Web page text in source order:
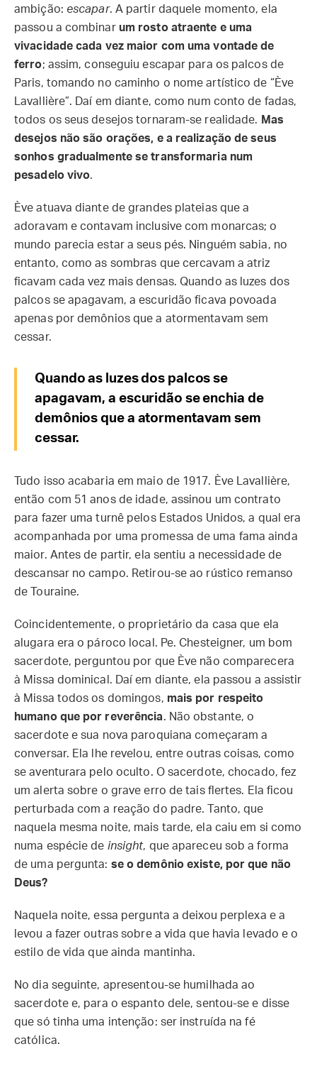
ambição: escapar. A partir daquele momento, ela
passou a combinar um rosto atraente e uma
vivacidade cada vez maior com uma vontade de
ferro; assim, conseguiu escapar para os palcos de
Paris, tomando no caminho o nome artístico de “Ève
Lavallière”. Daí em diante, como num conto de fadas,
todos os seus desejos tornaram-se realidade. Mas
desejos não são orações, e a realização de seus
sonhos gradualmente se transformaria num
pesadelo vivo.
Ève atuava diante de grandes plateias que a
adoravam e contavam inclusive com monarcas; o
mundo parecia estar a seus pés. Ninguém sabia, no
entanto, como as sombras que cercavam a atriz
ficavam cada vez mais densas. Quando as luzes dos
palcos se apagavam, a escuridão ficava povoada
apenas por demônios que a atormentavam sem
cessar.
Quando as luzes dos palcos se
apagavam, a escuridão se enchia de
demônios que a atormentavam sem
cessar.
Tudo isso acabaria em maio de 1917. Ève Lavallière,
então com 51 anos de idade, assinou um contrato
para fazer uma turnê pelos Estados Unidos, a qual era
acompanhada por uma promessa de uma fama ainda
maior. Antes de partir, ela sentiu a necessidade de
descansar no campo. Retirou-se ao rústico remanso
de Touraine.
Coincidentemente, o proprietário da casa que ela
alugara era o pároco local. Pe. Chesteigner, um bom
sacerdote, perguntou por que Ève não comparecera
à Missa dominical. Daí em diante, ela passou a assistir
à Missa todos os domingos, mais por respeito
humano que por reverência. Não obstante, o
sacerdote e sua nova paroquiana começaram a
conversar. Ela lhe revelou, entre outras coisas, como
se aventurara pelo oculto. O sacerdote, chocado, fez
um alerta sobre o grave erro de tais flertes. Ela ficou
perturbada com a reação do padre. Tanto, que
naquela mesma noite, mais tarde, ela caiu em si como
numa espécie de insight, que apareceu sob a forma
de uma pergunta: se o demônio existe, por que não
Deus?
Naquela noite, essa pergunta a deixou perplexa e a
levou a fazer outras sobre a vida que havia levado e o
estilo de vida que ainda mantinha.
No dia seguinte, apresentou-se humilhada ao
sacerdote e, para o espanto dele, sentou-se e disse
que só tinha uma intenção: ser instruída na fé
católica.